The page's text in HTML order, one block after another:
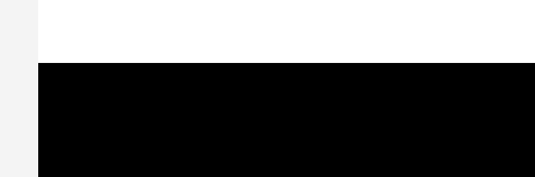
положением - это тоже примета прошедшего